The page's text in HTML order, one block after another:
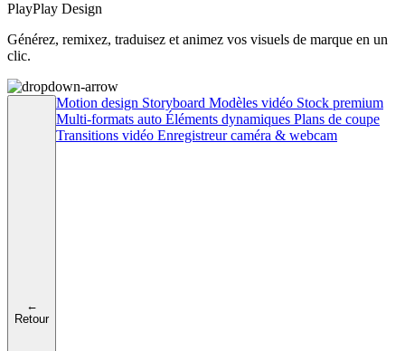
PlayPlay Design
Générez, remixez, traduisez et animez vos visuels de marque en un
clic.
←
Retour
Motion design Storyboard Modèles vidéo Stock premium
Multi-formats auto Éléments dynamiques Plans de coupe
Transitions vidéo Enregistreur caméra & webcam